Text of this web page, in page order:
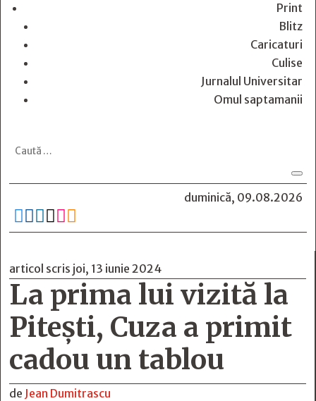
Print
Blitz
Caricaturi
Culise
Jurnalul Universitar
Omul saptamanii
duminică, 09.08.2026
     
articol scris joi, 13 iunie 2024
La prima lui vizită la
Piteşti, Cuza a primit
cadou un tablou
de Jean Dumitrascu